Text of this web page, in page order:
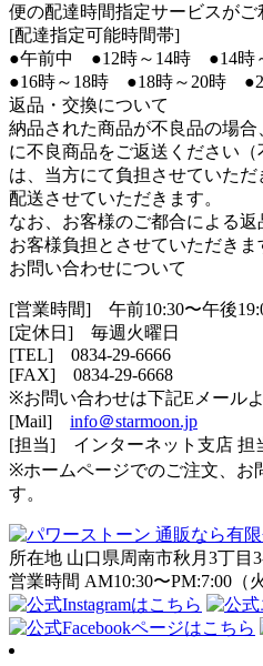
便の配達時間指定サービスがご
[配達指定可能時間帯]
●午前中 ●12時～14時 ●14時
●16時～18時 ●18時～20時
返品・交換について
納品された商品が不良品の場
に不良商品をご返送ください
は、当方にて負担させていた
配送させていただきます。
なお、お客様のご都合による返
お客様負担とさせていただきま
お問い合わせについて
[営業時間] 午前10:30〜午後
[定休日] 毎週火曜日
[TEL] 0834-29-6666
[FAX] 0834-29-6668
※お問い合わせは下記Eメール
[Mail] info＠starmoon.jp
[担当] インターネット支店 担
※ホームページでのご注文、お
す。
所在地 山口県周南市秋月3丁目
営業時間 AM10:30〜PM:7:00（